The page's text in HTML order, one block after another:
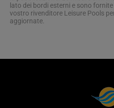
lato dei bordi esterni e sono
vostro rivenditore Leisure Pools
aggiornate.